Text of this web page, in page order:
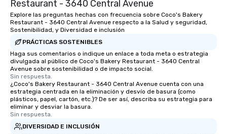
and soul. ► Visual Sophistication: Our
performers reflect the "Nouveau"
aesthetic—classic elegance with a
modern edge. By choosing Pop
Nouveau Jazz, you aren't just booking
a band; you are securing an
immersive experience. We specialize
in that "golden hour" energy—where
the music is sophisticated enough for
cocktails and conversation, yet
infectious enough to keep guests
engaged and energized throughout
Restaurant - 3640 Central Avenue
Explore las preguntas hechas con frecuencia sobre Coco's Bakery
Restaurant - 3640 Central Avenue respecto a la Salud y seguridad,
Sostenibilidad, y Diversidad e inclusión
PRÁCTICAS SOSTENIBLES
Haga sus comentarios o indique un enlace a toda meta o estrategia
divulgada al público de Coco's Bakery Restaurant - 3640 Central
Avenue sobre sostenibilidad o de impacto social.
Sin respuesta.
¿Coco's Bakery Restaurant - 3640 Central Avenue cuenta con una
estrategia centrada en la eliminación y desvío de basura (como
plásticos, papel, cartón, etc.)? De ser así, describa su estrategia para
eliminar y desviar la basura.
Sin respuesta.
DIVERSIDAD E INCLUSIÓN